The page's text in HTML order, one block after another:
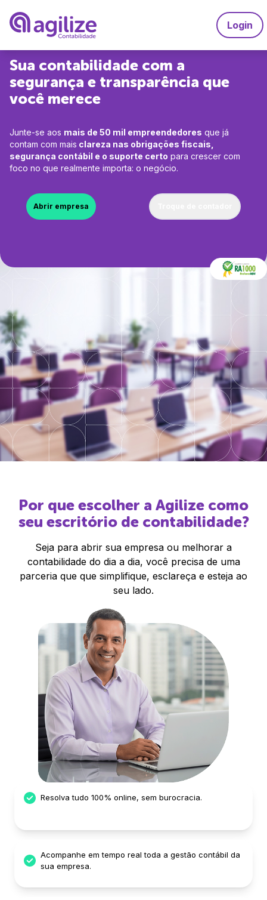
Login
Serviços
Abrir empresa grátis
Migrar de MEI para ME
Soluções
Agilize Unique
Contabilidade especializada
Médicos
Engenheiros
Consultar outros CNAEs que
Recursos
Ferramentas
Consulta de CNAEs
Gerador de invoice
Conteúdo
Blog
Suporte
4020-8283
Ligação local
A Agilize
Depoimentos de clientes
Sua contabilidade com a
segurança e transparência que
você merece
Junte-se aos mais de 50 mil empreendedores que já
contam com mais clareza nas obrigações fiscais,
segurança contábil e o suporte certo para crescer com
foco no que realmente importa: o negócio.
Abrir empresa
Por que escolher a Agilize como
seu escritório de contabilidade?
Seja para abrir sua empresa ou melhorar a
contabilidade do dia a dia, você precisa de uma
parceria que que simplifique, esclareça e esteja ao
seu lado.
Resolva tudo 100% online, sem burocracia.
Acompanhe em tempo real toda a gestão contábil da
sua empresa.